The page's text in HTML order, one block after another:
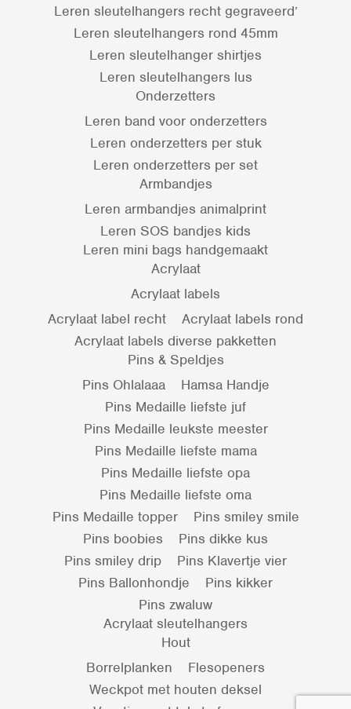
Leren sleutelhangers recht gegraveerd’
Leren sleutelhangers rond 45mm
Leren sleutelhanger shirtjes
Leren sleutelhangers lus
Onderzetters
Leren band voor onderzetters
Leren onderzetters per stuk
Leren onderzetters per set
Armbandjes
Leren armbandjes animalprint
Leren SOS bandjes kids
Leren mini bags handgemaakt
Acrylaat
Acrylaat labels
Acrylaat label recht
Acrylaat labels rond
Acrylaat labels diverse pakketten
Pins & Speldjes
Pins Ohlalaaa
Hamsa Handje
Pins Medaille liefste juf
Pins Medaille leukste meester
Pins Medaille liefste mama
Pins Medaille liefste opa
Pins Medaille liefste oma
Pins Medaille topper
Pins smiley smile
Pins boobies
Pins dikke kus
Pins smiley drip
Pins Klavertje vier
Pins Ballonhondje
Pins kikker
Pins zwaluw
Acrylaat sleutelhangers
Hout
Borrelplanken
Flesopeners
Weckpot met houten deksel